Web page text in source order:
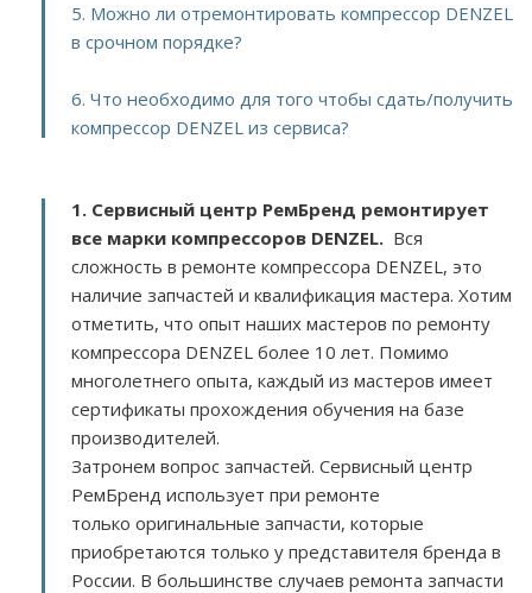
5. Можно ли отремонтировать компрессор DENZEL
в срочном порядке?
6. Что необходимо для того чтобы сдать/получить
компрессор DENZEL из сервиса?
1. Сервисный центр РемБренд ремонтирует
все марки компрессоров DENZEL. Вся
сложность в ремонте компрессора DENZEL, это
наличие запчастей и квалификация мастера. Хотим
отметить, что опыт наших мастеров по ремонту
компрессора DENZEL более 10 лет. Помимо
многолетнего опыта, каждый из мастеров имеет
сертификаты прохождения обучения на базе
производителей.
Затронем вопрос запчастей. Сервисный центр
РемБренд использует при ремонте
только оригинальные запчасти, которые
приобретаются только у представителя бренда в
России. В большинстве случаев ремонта запчасти